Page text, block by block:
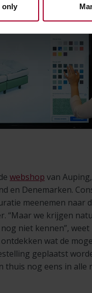
only
webshop van
en Denemarken.
meenemen naar
“Maar we krijgen
niet kennen”, weet
wat de
geplaatst
thuis nog eens in alle